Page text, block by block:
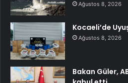
Ağustos 8, 2026
Kocaeli’de
Ağustos 8, 2026
Bakan Güler,